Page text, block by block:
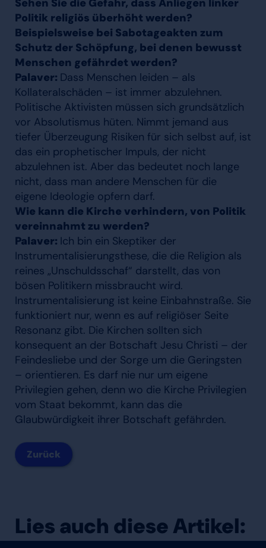
Sehen Sie die Gefahr, dass Anliegen linker
Politik religiös überhöht werden?
Beispielsweise bei Sabotageakten zum
Schutz der Schöpfung, bei denen bewusst
Menschen gefährdet werden?
Palaver: Dass Menschen leiden – als
Kollateralschäden – ist immer abzulehnen.
Politische Aktivisten müssen sich grundsätzlich
vor Absolutismus hüten. Nimmt jemand aus
tiefer Überzeugung Risiken für sich selbst auf, ist
das ein prophetischer Impuls, der nicht
abzulehnen ist. Aber das bedeutet noch lange
nicht, dass man andere Menschen für die
eigene Ideologie opfern darf.
Wie kann die Kirche verhindern, von Politik
vereinnahmt zu werden?
Palaver: Ich bin ein Skeptiker der
Instrumentalisierungsthese, die die Religion als
reines „Unschuldsschaf“ darstellt, das von
bösen Politikern missbraucht wird.
Instrumentalisierung ist keine Einbahnstraße. Sie
funktioniert nur, wenn es auf religiöser Seite
Resonanz gibt. Die Kirchen sollten sich
konsequent an der Botschaft Jesu Christi – der
Feindesliebe und der Sorge um die Geringsten
– orientieren. Es darf nie nur um eigene
Privilegien gehen, denn wo die Kirche Privilegien
vom Staat bekommt, kann das die
Glaubwürdigkeit ihrer Botschaft gefährden.
Zurück
Lies auch diese Artikel: